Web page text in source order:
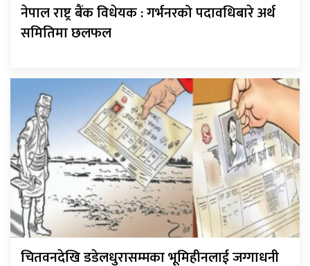
नेपाल राष्ट्र बैंक विधेयक : गर्भनरको पदावधिबारे अर्थ
समितिमा छलफल
चितवनदेखि डडेलधुरासम्मका भूमिहीनलाई जग्गाधनी